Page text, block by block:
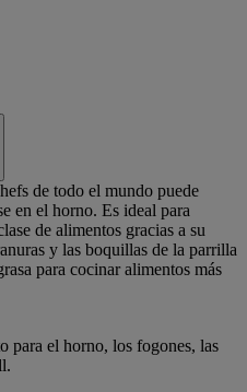
de todo el mundo puede
en el horno. Es ideal para
de alimentos gracias a su
y las boquillas de la parrilla
para cocinar alimentos más
para el horno, los fogones, las